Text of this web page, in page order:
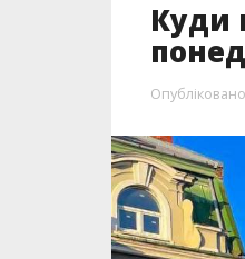
Куди
Опубліковано